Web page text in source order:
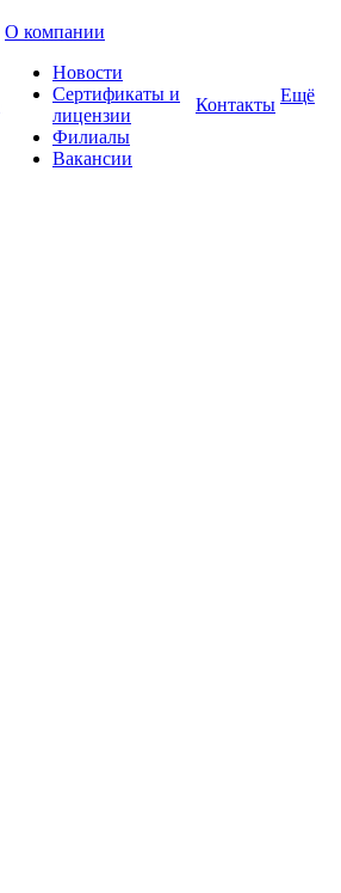
О компании
Новости
Сертификаты и
лицензии
Филиалы
Вакансии
Контакты Ещё